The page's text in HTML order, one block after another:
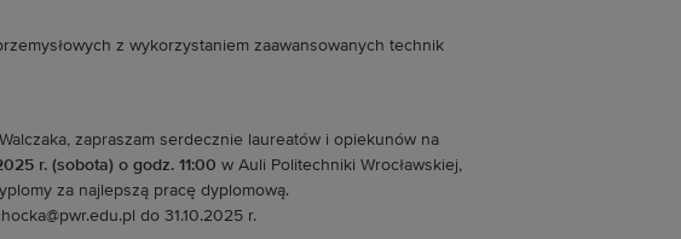
z wykorzystaniem zaawansowanych technik
zapraszam serdecznie laureatów i opiekunów na
r. (sobota) o godz. 11:00 w Auli Politechniki Wrocławskiej,
za najlepszą pracę dyplomową.
do 31.10.2025 r.